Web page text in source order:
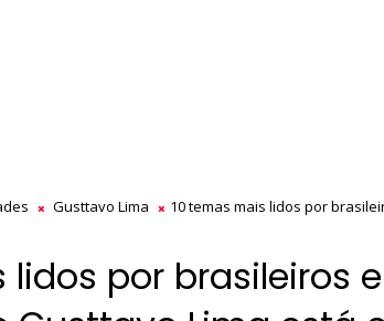
Gusttavo Lima
10 temas mais lidos por
lidos por brasileiros